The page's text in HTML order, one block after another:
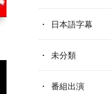
日本語字幕
未分類
番組出演